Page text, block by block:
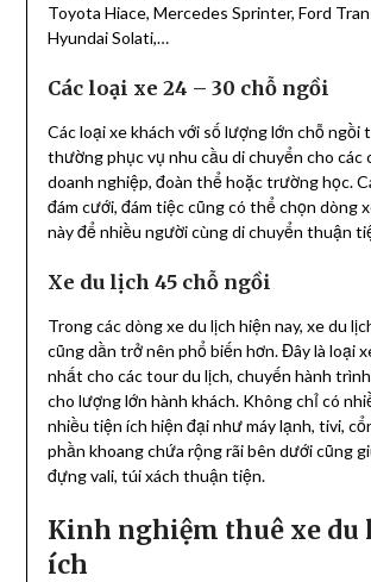
Toyota Hiace, Mercedes Sprinter, Ford
Hyundai Solati,…
Các loại xe 24 – 30 chỗ ngồi
Các loại xe khách với số lượng lớn chỗ ngồi
thường phục vụ nhu cầu di chuyển cho các
doanh nghiệp, đoàn thể hoặc trường học.
đám cưới, đám tiệc cũng có thể chọn dòng
này để nhiều người cùng di chuyển thuận
Xe du lịch 45 chỗ ngồi
Trong các dòng xe du lịch hiện nay, xe du
cũng dần trở nên phổ biến hơn. Đây là loại
nhất cho các tour du lịch, chuyến hành
cho lượng lớn hành khách. Không chỉ có
nhiều tiện ích hiện đại như máy lạnh, tivi,
phần khoang chứa rộng rãi bên dưới cũng
đựng vali, túi xách thuận tiện.
Kinh nghiệm thuê xe du
ích